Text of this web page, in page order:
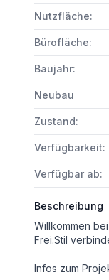
Nutzfläche:
Bürofläche:
Baujahr:
Neubau
Zustand:
Verfügbarkeit:
Verfügbar ab:
Beschreibung
Frei.Stil verbindet
Infos zum